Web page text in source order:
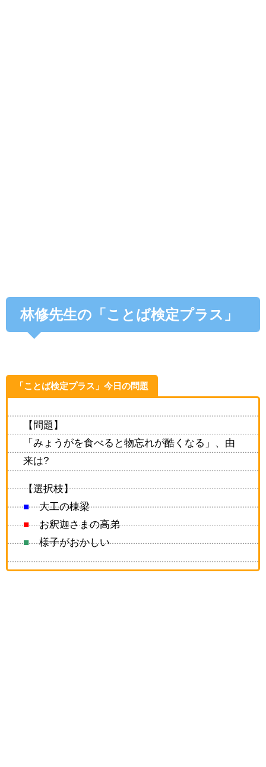
林修先生の「ことば検定プラス」
「ことば検定プラス」今日の問題
【問題】
「みょうがを食べると物忘れが酷くなる」、由
来は?
【選択枝】
■大工の棟梁
■お釈迦さまの高弟
■様子がおかしい